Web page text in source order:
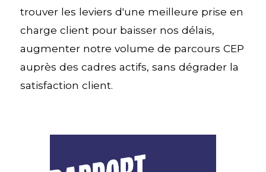
trouver les leviers d'une meilleure prise en
charge client pour baisser nos délais,
augmenter notre volume de parcours CEP
auprès des cadres actifs, sans dégrader la
satisfaction client.